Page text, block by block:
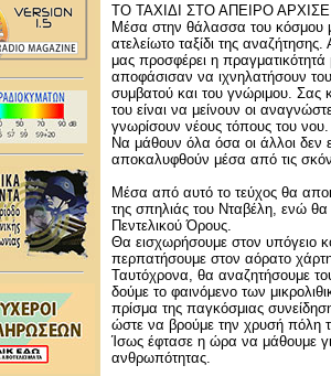
ΤΟ ΤΑΧΙΔΙ ΣΤΟ ΑΠΕΙΡΟ
Μέσα στην θάλασσα του κόσμου
ατελείωτο ταξίδι της
μας προσφέρει η
αποφάσισαν να ιχνηλατήσουν
συμβατού και του γνώριμου. Σας
του είναι να μείνουν οι
γνωρίσουν νέους τόπους του νου.
Να μάθουν όλα όσα οι άλλοι δεν
αποκαλυφθούν μέσα από τις
Μέσα από αυτό το τεύχος θα
της σπηλιάς του Νταβέλη, ενώ
Πεντελικού Όρους.
Θα εισχωρήσουμε στον υπόγειο
περπατήσουμε στον αόρατο
Ταυτόχρονα, θα αναζητήσουμε
δούμε το φαινόμενο των
πρίσμα της παγκόσμιας
ώστε να βρούμε την χρυσή πόλη
Ίσως έφτασε η ώρα να μάθουμε
ανθρωπότητας.